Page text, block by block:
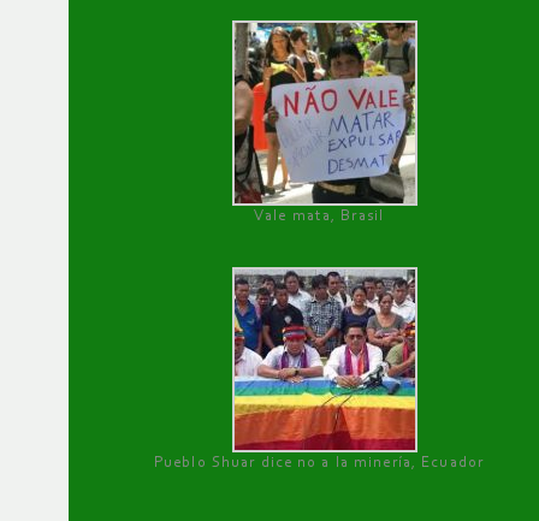
Vale mata, Brasil
Pueblo Shuar dice no a la minería, Ecuador